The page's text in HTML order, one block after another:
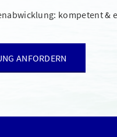
kompetent &
ANFORDERN